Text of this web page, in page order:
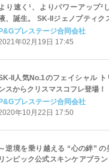
より速く¹、よりパワーアップ²
、誕生。 SK-IIジェノプティク
ンス 輝きがあふれ出すオーラ肌
プレステージ合同会社
年02月19日 17:45
II人気No.1のフェイシャル
スからクリスマスコフレ登場！
プレステージ合同会社
年10月22日 17:50
～逆境を乗り越える “心の絆”
リンピック公式スキンケアブラ